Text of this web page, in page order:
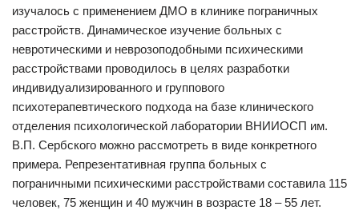
изучалось с применением ДМО в клинике пограничных
расстройств. Динамическое изучение больных с
невротическими и неврозоподобными психическими
расстройствами проводилось в целях разработки
индивидуализированного и группового
психотерапевтического подхода на базе клинического
отделения психологической лаборатории ВНИИОСП им.
В.П. Сербского можно рассмотреть в виде конкретного
примера. Репрезентативная группа больных с
пограничными психическими расстройствами составила 115
человек, 75 женщин и 40 мужчин в возрасте 18 – 55 лет.